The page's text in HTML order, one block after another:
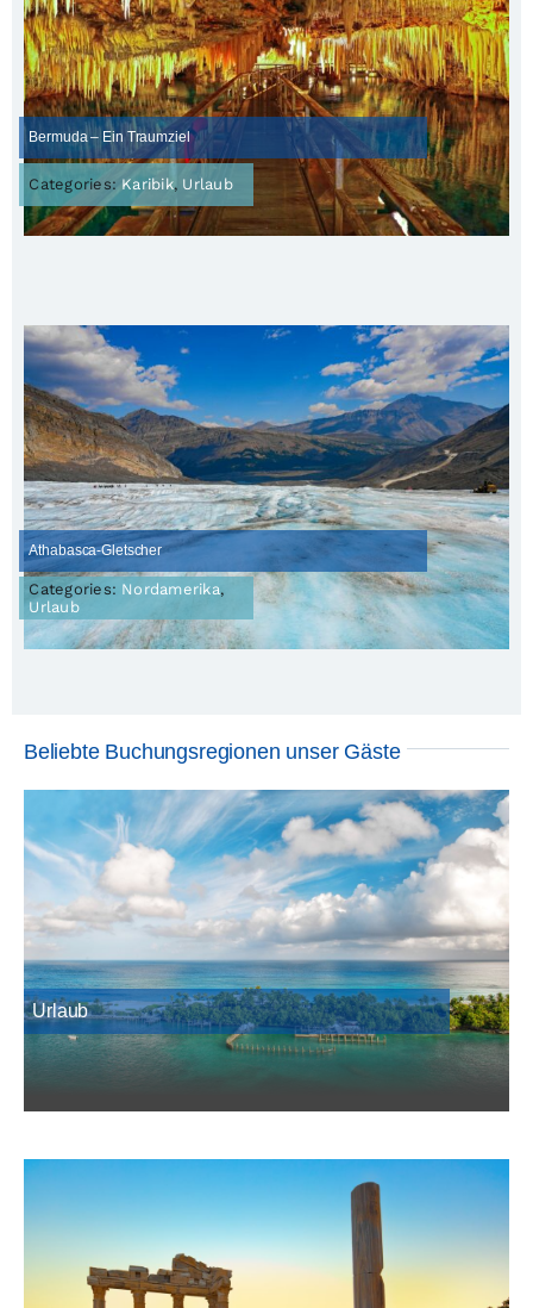
Bermuda – Ein Traumziel
Categories: Karibik, Urlaub
Athabasca-Gletscher
Categories: Nordamerika,
Urlaub
Beliebte Buchungsregionen unser Gäste
Urlaub